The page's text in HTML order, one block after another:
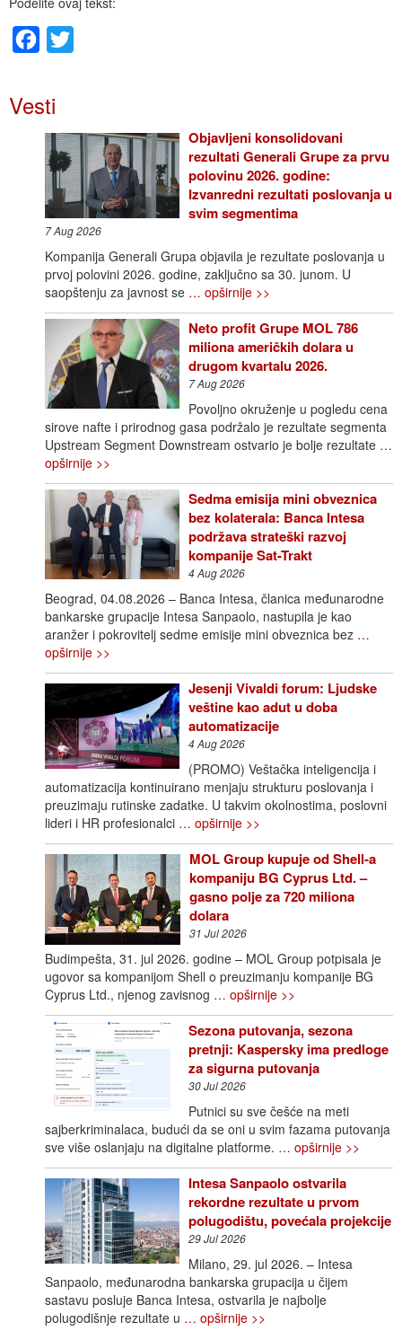
Facebook
Vesti
Objavljeni konsolidovani
rezultati Generali Grupe za prvu
polovinu 2026. godine:
Izvanredni rezultati poslovanja u
svim segmentima
7 Aug 2026
Kompanija Generali Grupa objavila je rezultate poslovanja u
prvoj polovini 2026. godine, zaključno sa 30. junom. U
saopštenju za javnost se … opširnije >>
Neto profit Grupe MOL 786
miliona američkih dolara u
drugom kvartalu 2026.
7 Aug 2026
Povoljno okruženje u pogledu cena
sirove nafte i prirodnog gasa podržalo je rezultate segmenta
Upstream Segment Downstream ostvario je bolje rezultate …
opširnije >>
Sedma emisija mini obveznica
bez kolaterala: Banca Intesa
podržava strateški razvoj
kompanije Sat-Trakt
4 Aug 2026
Beograd, 04.08.2026 – Banca Intesa, članica međunarodne
bankarske grupacije Intesa Sanpaolo, nastupila je kao
aranžer i pokrovitelj sedme emisije mini obveznica bez …
opširnije >>
Jesenji Vivaldi forum: Ljudske
veštine kao adut u doba
automatizacije
4 Aug 2026
(PROMO) Veštačka inteligencija i
automatizacija kontinuirano menjaju strukturu poslovanja i
preuzimaju rutinske zadatke. U takvim okolnostima, poslovni
lideri i HR profesionalci … opširnije >>
MOL Group kupuje od Shell-a
kompaniju BG Cyprus Ltd. –
gasno polje za 720 miliona
dolara
31 Jul 2026
Budimpešta, 31. jul 2026. godine – MOL Group potpisala je
ugovor sa kompanijom Shell o preuzimanju kompanije BG
Cyprus Ltd., njenog zavisnog … opširnije >>
Sezona putovanja, sezona
pretnji: Kaspersky ima predloge
za sigurna putovanja
30 Jul 2026
Putnici su sve češće na meti
sajberkriminalaca, budući da se oni u svim fazama putovanja
sve više oslanjaju na digitalne platforme. … opširnije >>
Intesa Sanpaolo ostvarila
rekordne rezultate u prvom
polugodištu, povećala projekcije
29 Jul 2026
Milano, 29. jul 2026. – Intesa
Sanpaolo, međunarodna bankarska grupacija u čijem
sastavu posluje Banca Intesa, ostvarila je najbolje
polugodišnje rezultate u … opširnije >>